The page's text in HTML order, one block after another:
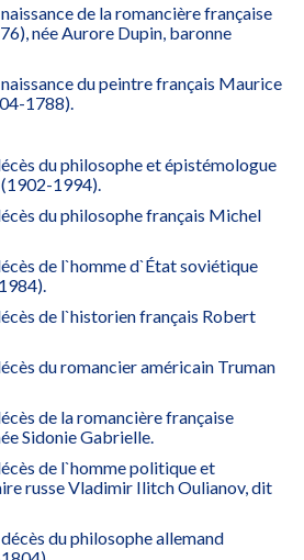
de la romancière française
née Aurore Dupin, baronne
du peintre français Maurice
1788).
du philosophe et épistémologue
1994).
du philosophe français Michel
de l`homme d`État soviétique
de l`historien français Robert
du romancier américain Truman
de la romancière française
Sidonie Gabrielle.
de l`homme politique et
russe Vladimir Ilitch Oulianov, dit
du philosophe allemand